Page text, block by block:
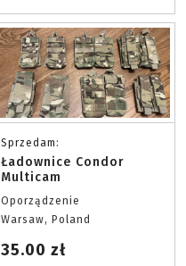
Sprzedam:
Ładownice Condor
Multicam
Oporządzenie
Warsaw, Poland
35.00 zł